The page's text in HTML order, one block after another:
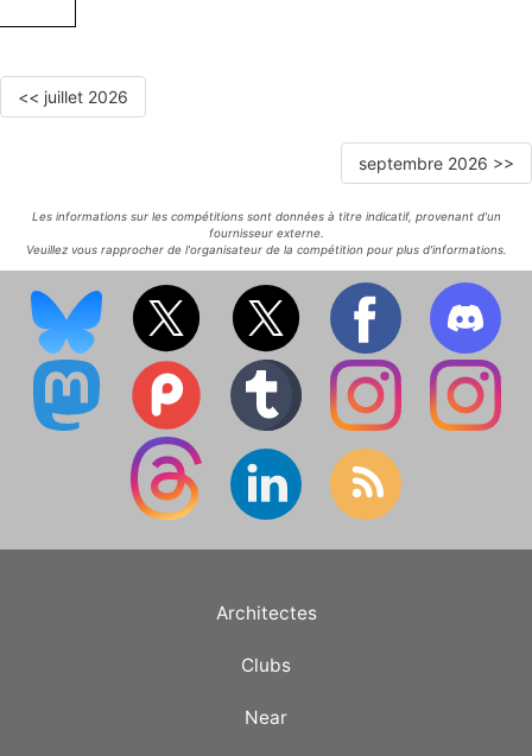
<< juillet 2026
septembre 2026 >>
Les informations sur les compétitions sont données à titre indicatif, provenant d'un
fournisseur externe.
Veuillez vous rapprocher de l'organisateur de la compétition pour plus d'informations.
Architectes
Clubs
Near